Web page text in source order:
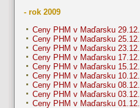
- rok 2009
Ceny PHM v Maďarsku 29.12.
Ceny PHM v Maďarsku 25.12.
Ceny PHM v Maďarsku 23.12.
Ceny PHM v Maďarsku 17.12.
Ceny PHM v Maďarsku 15.12.
Ceny PHM v Maďarsku 10.12.
Ceny PHM v Maďarsku 08.12.
Ceny PHM v Maďarsku 03.12.
Ceny PHM v Maďarsku 01.12.